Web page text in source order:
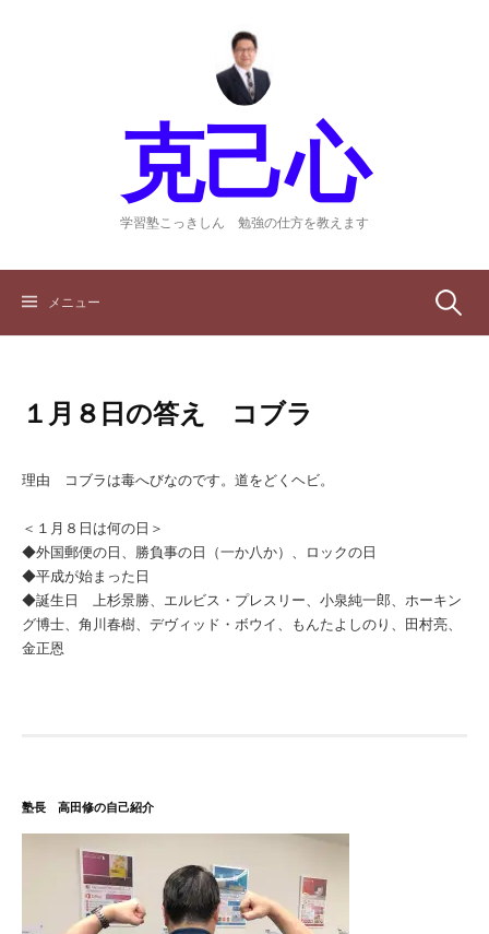
克己心
学習塾こっきしん 勉強の仕方を教えます
メニュー 検
１月８日の答え コブラ
理由 コブラは毒へびなのです。道をどくヘビ。
＜１月８日は何の日＞
◆外国郵便の日、勝負事の日（一か八か）、ロックの日
◆平成が始まった日
◆誕生日 上杉景勝、エルビス・プレスリー、小泉純一郎、ホーキン
グ博士、角川春樹、デヴィッド・ボウイ、もんたよしのり、田村亮、
金正恩
塾長 高田修の自己紹介